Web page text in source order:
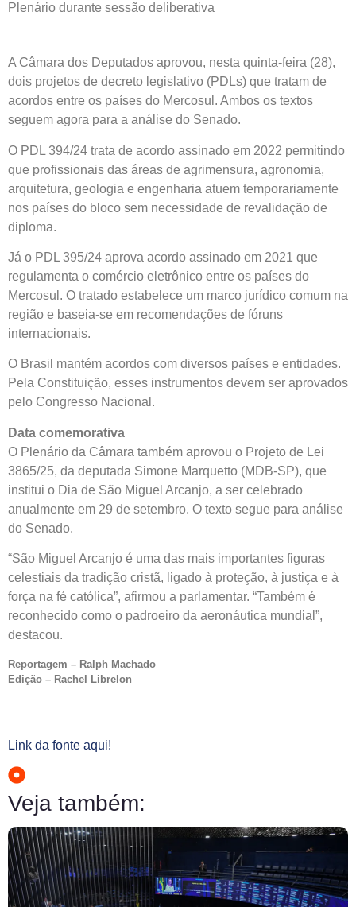
Plenário durante sessão deliberativa
A Câmara dos Deputados aprovou, nesta quinta-feira (28),
dois projetos de decreto legislativo (PDLs) que tratam de
acordos entre os países do Mercosul . Ambos os textos
seguem agora para a análise do Senado.
O PDL 394/24 trata de acordo assinado em 2022 permitindo
que profissionais das áreas de agrimensura, agronomia,
arquitetura, geologia e engenharia atuem temporariamente
nos países do bloco sem necessidade de revalidação de
diploma.
Já o PDL 395/24 aprova acordo assinado em 2021 que
regulamenta o comércio eletrônico entre os países do
Mercosul. O tratado estabelece um marco jurídico comum na
região e baseia-se em recomendações de fóruns
internacionais.
O Brasil mantém acordos com diversos países e entidades.
Pela Constituição, esses instrumentos devem ser aprovados
pelo Congresso Nacional.
Data comemorativa
O Plenário da Câmara também aprovou o Projeto de Lei
3865/25, da deputada Simone Marquetto (MDB-SP), que
institui o Dia de São Miguel Arcanjo, a ser celebrado
anualmente em 29 de setembro. O texto segue para análise
do Senado.
“São Miguel Arcanjo é uma das mais importantes figuras
celestiais da tradição cristã, ligado à proteção, à justiça e à
força na fé católica”, afirmou a parlamentar. “Também é
reconhecido como o padroeiro da aeronáutica mundial”,
destacou.
Reportagem – Ralph Machado
Edição – Rachel Librelon
Link da fonte aqui!
Veja também: